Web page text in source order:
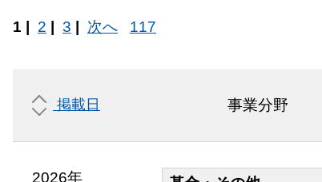
1 | 2 3 次へ 117
掲載日 事業分野
2026年